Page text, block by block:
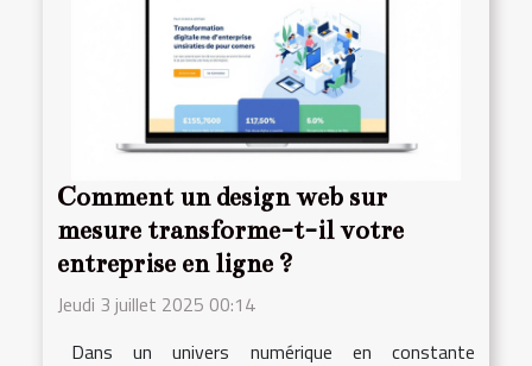
Comment un design web sur
mesure transforme-t-il votre
entreprise en ligne ?
Jeudi 3 juillet 2025 00:14
Dans un univers numérique en constante